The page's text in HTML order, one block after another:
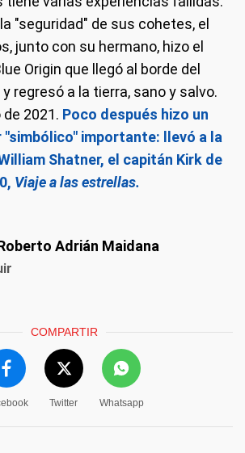
"seguridad" de sus cohetes, el
junto con su hermano, hizo el
Origin que llegó al borde del
regresó a la tierra, sano y salvo.
de 2021. Poco después hizo un
"simbólico" importante: llevó a la
Shatner, el capitán Kirk de
Viaje a las estrellas.
Adrián Maidana
COMPARTIR
Twitter Whatsapp